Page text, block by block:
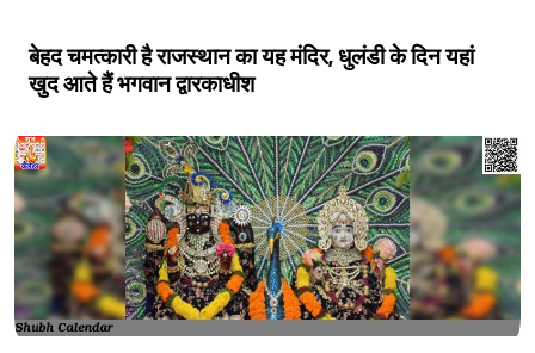
बेहद चमत्कारी है राजस्थान का यह मंदिर, धुलंडी के दिन यहां
खुद आते हैं भगवान द्वारकाधीश